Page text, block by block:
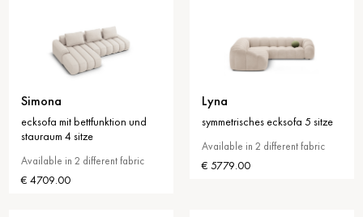
Simona
ecksofa mit bettfunktion und
stauraum 4 sitze
Available in 2 different fabric
€ 4709.00
Lyna
symmetrisches ecksofa 5 sitze
Available in 2 different fabric
€ 5779.00